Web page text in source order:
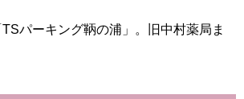
パーキング鞆の浦」。旧中村薬局ま